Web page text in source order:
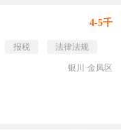
4-5千
报税 法律法规
银川·金凤区